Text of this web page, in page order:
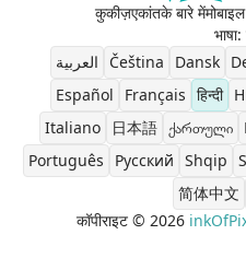
कुकीज़एकांतके बारे में
भाषा:
العربية
Čeština Dansk
Español
Français हिन्दी
Italiano
日本語 ქართული
Português
Pусский Shqip
简体中文
कॉपीराइट © 2026